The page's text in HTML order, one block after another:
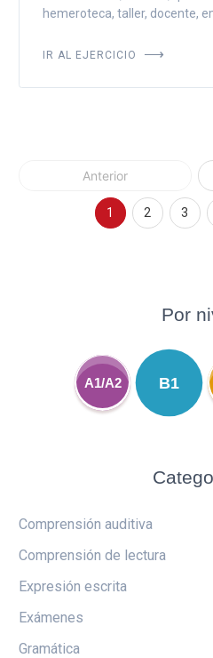
hemeroteca, taller, docente,
IR AL EJERCICIO
Anterior
1 2 3
Por
A1/A2 B1
Comprensión auditiva
Comprensión de lectura
Expresión escrita
Exámenes
Gramática